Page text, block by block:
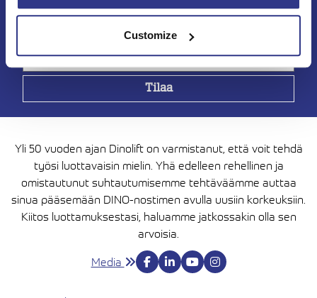
Customize
Tilaa DINO-uutiskirje
Yli 50 vuoden ajan Dinolift on varmistanut, että voit tehdä
työsi luottavaisin mielin. Yhä edelleen rehellinen ja
omistautunut suhtautumisemme tehtäväämme auttaa
sinua pääsemään DINO-nostimen avulla uusiin korkeuksiin.
Kiitos luottamuksestasi, haluamme jatkossakin olla sen
arvoisia.
Media